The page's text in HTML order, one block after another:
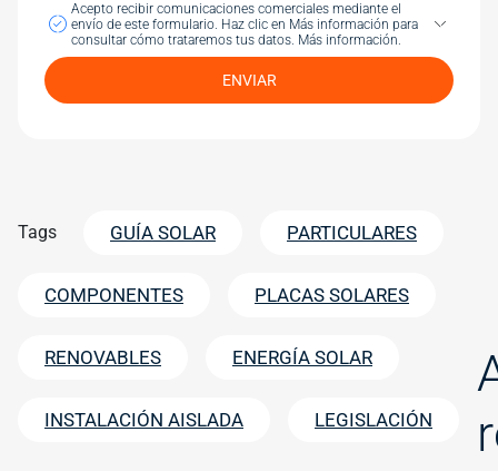
Acepto recibir comunicaciones comerciales mediante el
envío de este formulario. Haz clic en Más información para
consultar cómo trataremos tus datos. Más información.
ENVIAR
Tags GUÍA SOLAR PARTICULARES
COMPONENTES PLACAS SOLARES
RENOVABLES ENERGÍA SOLAR
INSTALACIÓN AISLADA LEGISLACIÓN